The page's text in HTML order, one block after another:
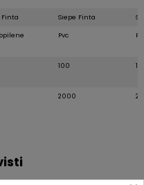
Finta Siepe Finta
Pvc
100
2000